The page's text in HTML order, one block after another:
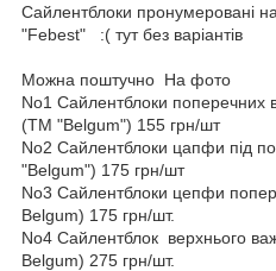
Сайлентблоки пронумеровані
"Febest" :( тут без варіантів
Можна поштучно На фото
No1 Сайлентблоки поперечних
(TM "Belgum") 155 грн/шт
No2 Сайлентблоки цапфи під
"Belgum") 175 грн/шт
No3 Сайлентблоки цепфи
Belgum) 175 грн/шт.
No4 Сайлентблок верхнього
Belgum) 275 грн/шт.